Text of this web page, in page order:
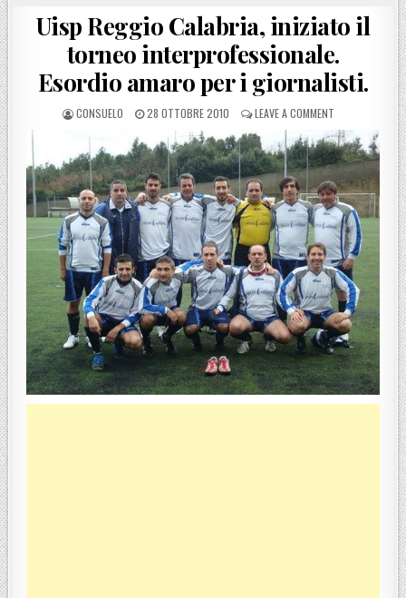
Uisp Reggio Calabria, iniziato il
torneo interprofessionale.
Esordio amaro per i giornalisti.
POSTED BY
CONSUELO POSTED ON
28 OTTOBRE 2010 LEAVE A COMMENT ON UISP